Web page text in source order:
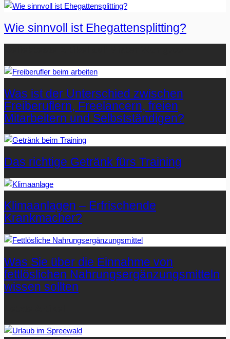
Wie sinnvoll ist Ehegattensplitting?
Was ist der Unterschied zwischen
Freiberuflern, Freelancern, freien
Mitarbeitern und Selbstständigen?
Das richtige Getränk fürs Training
Klimaanlagen – Erfrischende
Krankmacher?
Was Sie über die Einnahme von
fettlöslichen Nahrungsergänzungsmitteln
wissen sollten